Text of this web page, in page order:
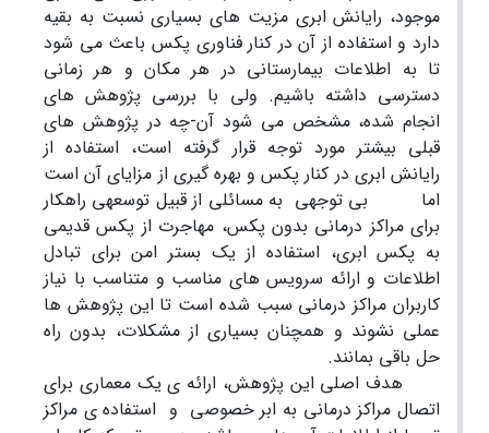
موجود، رایانش ابری مزیت های بسیاری نسبت به بقیه
دارد و استفاده از آن در کنار فناوری پکس باعث می شود
تا به اطلاعات بیمارستانی در هر مکان و هر زمانی
دسترسی داشته باشیم. ولی با بررسی پژوهش های
انجام شده، مشخص می شود آن-چه در پژوهش های
قبلی بیشتر مورد توجه قرار گرفته است، استفاده از
رایانش ابری در کنار پکس و بهره گیری از مزایای آن است
اما بی توجهی به مسائلی از قبیل توسعهی راهکار
برای مراکز درمانی بدون پکس، مهاجرت از پکس قدیمی
به پکس ابری، استفاده از یک بستر امن برای تبادل
اطلاعات و ارائه سرویس های مناسب و متناسب با نیاز
کاربران مراکز درمانی سبب شده است تا این پژوهش ها
عملی نشوند و همچنان بسیاری از مشکلات، بدون راه
حل باقی بمانند.
هدف اصلی این پژوهش، ارائه ی یک معماری برای
اتصال مراکز درمانی به ابر خصوصی و استفاده ی مراکز